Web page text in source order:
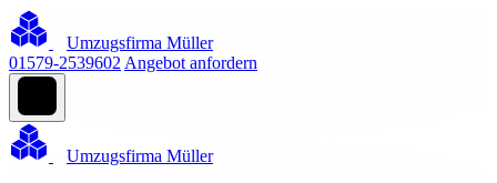
Umzugsfirma Müller
01579-2539602 Angebot anfordern
Umzugsfirma Müller